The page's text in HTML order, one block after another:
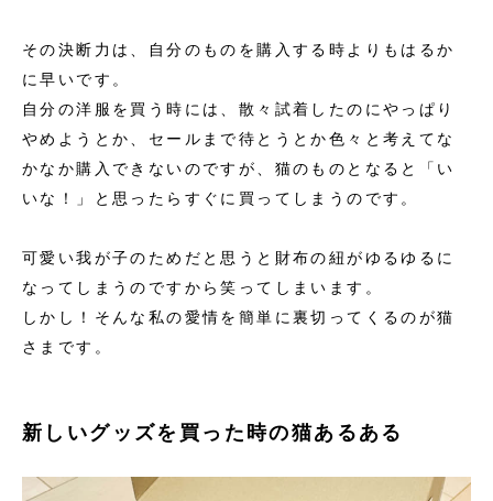
その決断力は、自分のものを購入する時よりもはるか
に早いです。
自分の洋服を買う時には、散々試着したのにやっぱり
やめようとか、セールまで待とうとか色々と考えてな
かなか購入できないのですが、猫のものとなると「い
いな！」と思ったらすぐに買ってしまうのです。
可愛い我が子のためだと思うと財布の紐がゆるゆるに
なってしまうのですから笑ってしまいます。
しかし！そんな私の愛情を簡単に裏切ってくるのが猫
さまです。
新しいグッズを買った時の猫あるある